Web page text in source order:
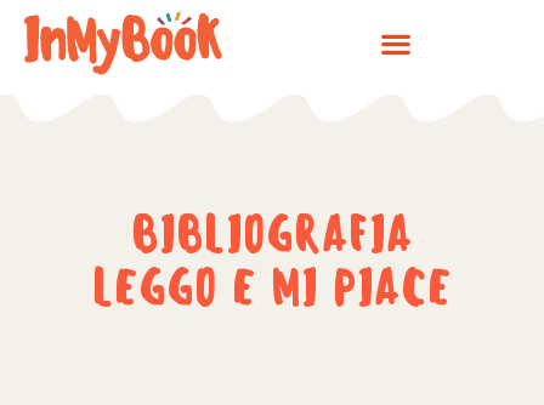
Vai
contenuto
BIBLIOGRAFIA
LEGGO E MI PIACE